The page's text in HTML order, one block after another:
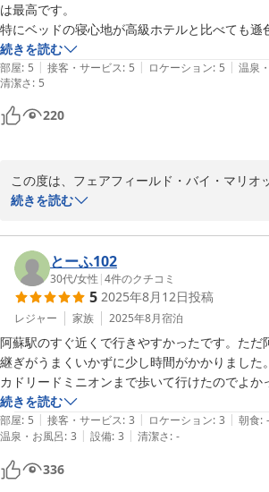
Fairfield by Marriott Kumamoto Aso
フロント後藤
フェアフィールド・バイ・マリオット・熊本
は最高です。
特にベッドの寝心地が高級ホテルと比べても遜
続きを読む
部屋: 5 | 接客・サービス: 5 | ロケーション: 5 | 温泉
清潔さ: 5
220
この度は、フェアフィールド・バイ・マリオ
いただき、誠にありがとうございます。
地域活性のコンセプトを基に建てられたホテ
ご理解をいただきありがとうございます。
ご滞在に満足していただけるように、さらな
ります。
便利な立地やお部屋の快適さについてお褒め
いては大変嬉しく思っております。
またのご利用を心よりお待ちしております。
フェアフィールド・バイ・マリオット熊本阿蘇
フェアフィールド・バイ・マリオット・熊本阿
続きを読む
とーふ102
30代/女性 |4件のクチコミ
5 2025年8月12日投稿
レジャー 家族 2025年8月宿泊
阿蘇駅のすぐ近くで行きやすかったです。ただ
継ぎがうまくいかずに少し時間がかかりました。
カドリードミニオンまで歩いて行けたのでよか
部屋は思ったより広くてとても綺麗でした。シ
しかったです。
続きを読む
部屋: 5 | 接客・サービス: 3 | ロケーション: 3 | 朝食: -
温泉・お風呂: 3 | 設備: 3 | 清潔さ: -
336